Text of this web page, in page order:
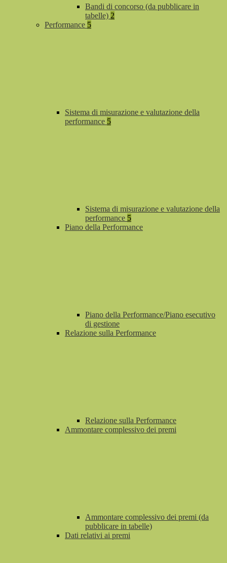
Bandi di concorso (da pubblicare in
tabelle) 2
Performance 5
Sistema di misurazione e valutazione della
performance 5
Sistema di misurazione e valutazione della
performance 5
Piano della Performance
Piano della Performance/Piano esecutivo
di gestione
Relazione sulla Performance
Relazione sulla Performance
Ammontare complessivo dei premi
Ammontare complessivo dei premi (da
pubblicare in tabelle)
Dati relativi ai premi